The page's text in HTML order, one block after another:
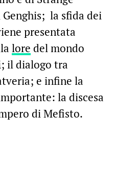
la sfida dei
presentata
lore del mondo
; il dialogo tra
e infine la
la discesa
di Mefisto.